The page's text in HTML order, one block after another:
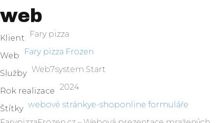
web
Klient Fary pizza
Web Fary pizza Frozen
Služby Web7system Start
Rok realizace 2024
Štítky webové stránkye-shoponline formuláře